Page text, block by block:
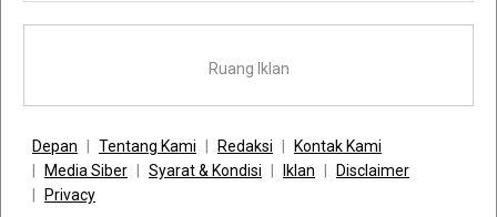
Ruang Iklan
Depan Tentang Kami Redaksi
Kontak Kami
Media Siber
Syarat & Kondisi Iklan
Disclaimer
Privacy